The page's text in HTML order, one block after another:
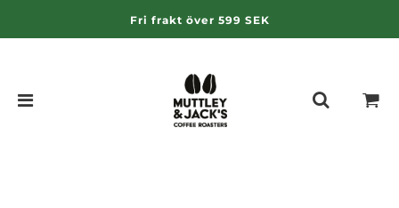
Fri frakt över 599 SEK